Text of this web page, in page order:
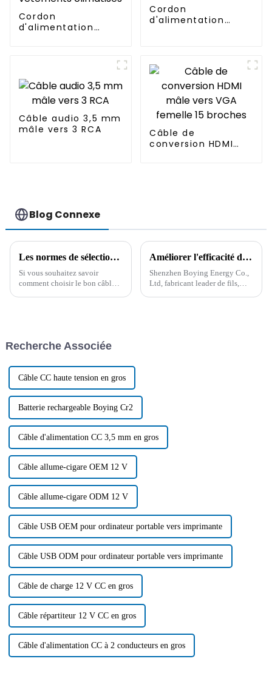
Cordon
d'alimentation
Cordon
d'alimentation
Câble audio 3,5 mm
mâle vers 3 RCA
Câble de
conversion HDMI
Blog Connexe
Les normes de sélection du câble allume-cigare de voiture et ses précautions d'utilisation
Si vous souhaitez savoir
comment choisir le bon câble
Unis.
Améliorer l'efficacité de la production avec de nouvelles machines : le moteur de l'innovation chez Shenzhen Boying Energy Co., Ltd.
Shenzhen Boying Energy Co.,
Ltd, fabricant leader de fils,
Recherche Associée
Câble CC haute tension en gros
Batterie rechargeable Boying Cr2
Câble d'alimentation CC 3,5 mm en gros
Câble allume-cigare OEM 12 V
Câble allume-cigare ODM 12 V
Câble USB OEM pour ordinateur portable vers imprimante
Câble USB ODM pour ordinateur portable vers imprimante
Câble de charge 12 V CC en gros
Câble répartiteur 12 V CC en gros
Câble d'alimentation CC à 2 conducteurs en gros